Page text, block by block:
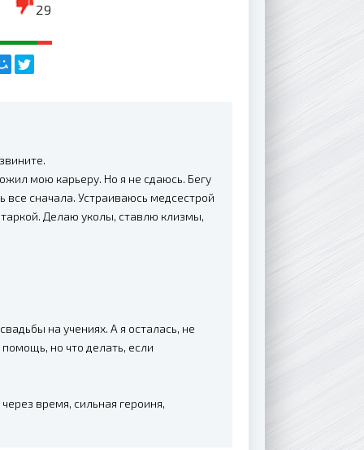
29
мою карьеру. Но я не сдаюсь. Бегу
все сначала. Устраиваюсь медсестрой
Делаю уколы, ставлю клизмы,
на учениях. А я осталась, не
но что делать, если
время, сильная героиня,